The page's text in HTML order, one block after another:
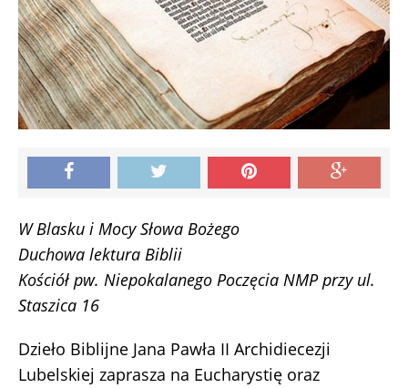
W Blasku i Mocy Słowa Bożego
Duchowa lektura Biblii
Kościół pw. Niepokalanego Poczęcia NMP przy ul.
Staszica 16
Dzieło Biblijne Jana Pawła II Archidiecezji
Lubelskiej zaprasza na Eucharystię oraz